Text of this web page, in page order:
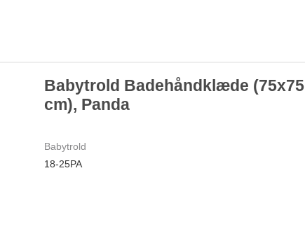
Babytrold Badehåndklæde (75x75
cm), Panda
Babytrold
18-25PA